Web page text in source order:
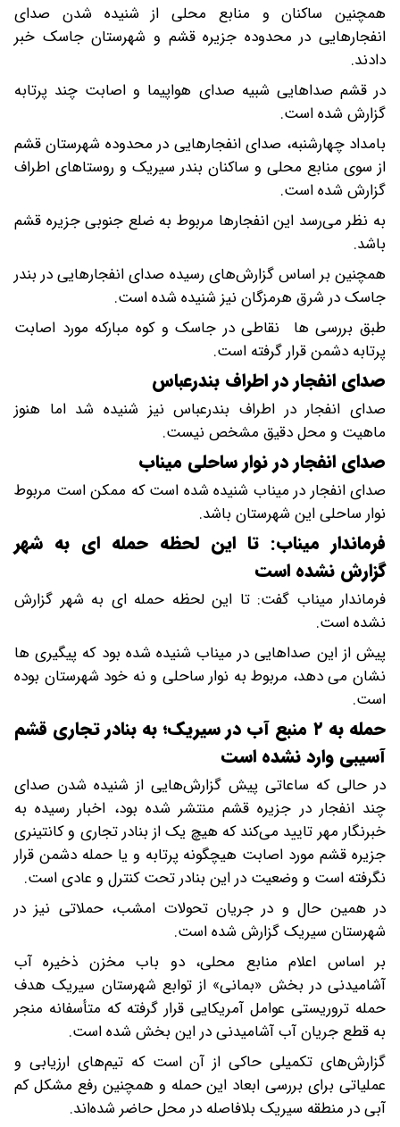
همچنین ساکنان و منابع محلی از شنیده شدن صدای
انفجارهایی در محدوده جزیره قشم و شهرستان جاسک خبر
دادند.
در قشم صداهایی شبیه صدای هواپیما و اصابت چند پرتابه
گزارش شده است.
بامداد چهارشنبه، صدای انفجارهایی در محدوده شهرستان قشم
از سوی منابع محلی و ساکنان بندر سیریک و روستاهای اطراف
گزارش شده است.
به نظر می‌رسد این انفجارها مربوط به ضلع جنوبی جزیره قشم
باشد.
همچنین بر اساس گزارش‌های رسیده صدای انفجارهایی در بندر
جاسک در شرق هرمزگان نیز شنیده شده است.
طبق بررسی ها نقاطی در جاسک و کوه مبارکه مورد اصابت
پرتابه دشمن قرار گرفته است.
صدای انفجار در اطراف بندرعباس
صدای انفجار در اطراف بندرعباس نیز شنیده شد اما هنوز
ماهیت و محل دقیق مشخص نیست.
صدای انفجار در نوار ساحلی میناب
صدای انفجار در میناب شنیده شده است که ممکن است مربوط
نوار ساحلی این شهرستان باشد.
فرماندار میناب: تا این لحظه حمله ای به شهر
گزارش نشده است
فرماندار میناب گفت: تا این لحظه حمله ای به شهر گزارش
نشده است.
پیش از این صداهایی در میناب شنیده شده بود که پیگیری ها
نشان می دهد، مربوط به نوار ساحلی و نه خود شهرستان بوده
است.
حمله به ۲ منبع آب در سیریک؛ به بنادر تجاری قشم
آسیبی وارد نشده است
در حالی که ساعاتی پیش گزارش‌هایی از شنیده شدن صدای
چند انفجار در جزیره قشم منتشر شده بود، اخبار رسیده به
خبرنگار مهر تایید می‌کند که هیچ یک از بنادر تجاری و کانتینری
جزیره قشم مورد اصابت هیچگونه پرتابه و یا حمله دشمن قرار
نگرفته است و وضعیت در این بنادر تحت کنترل و عادی است.
در همین حال و در جریان تحولات امشب، حملاتی نیز در
شهرستان سیریک گزارش شده است.
بر اساس اعلام منابع محلی، دو باب مخزن ذخیره آب
آشامیدنی در بخش «بمانی» از توابع شهرستان سیریک هدف
حمله تروریستی عوامل آمریکایی قرار گرفته که متأسفانه منجر
به قطع جریان آب آشامیدنی در این بخش شده است.
گزارش‌های تکمیلی حاکی از آن است که تیم‌های ارزیابی و
عملیاتی برای بررسی ابعاد این حمله و همچنین رفع مشکل کم
آبی در منطقه سیریک بلافاصله در محل حاضر شده‌اند.